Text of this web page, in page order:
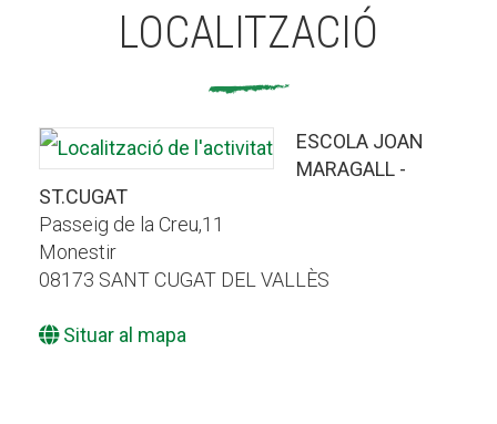
LOCALITZACIÓ
ESCOLA JOAN
MARAGALL -
ST.CUGAT
Passeig de la Creu,11
Monestir
08173 SANT CUGAT DEL VALLÈS
Situar al mapa